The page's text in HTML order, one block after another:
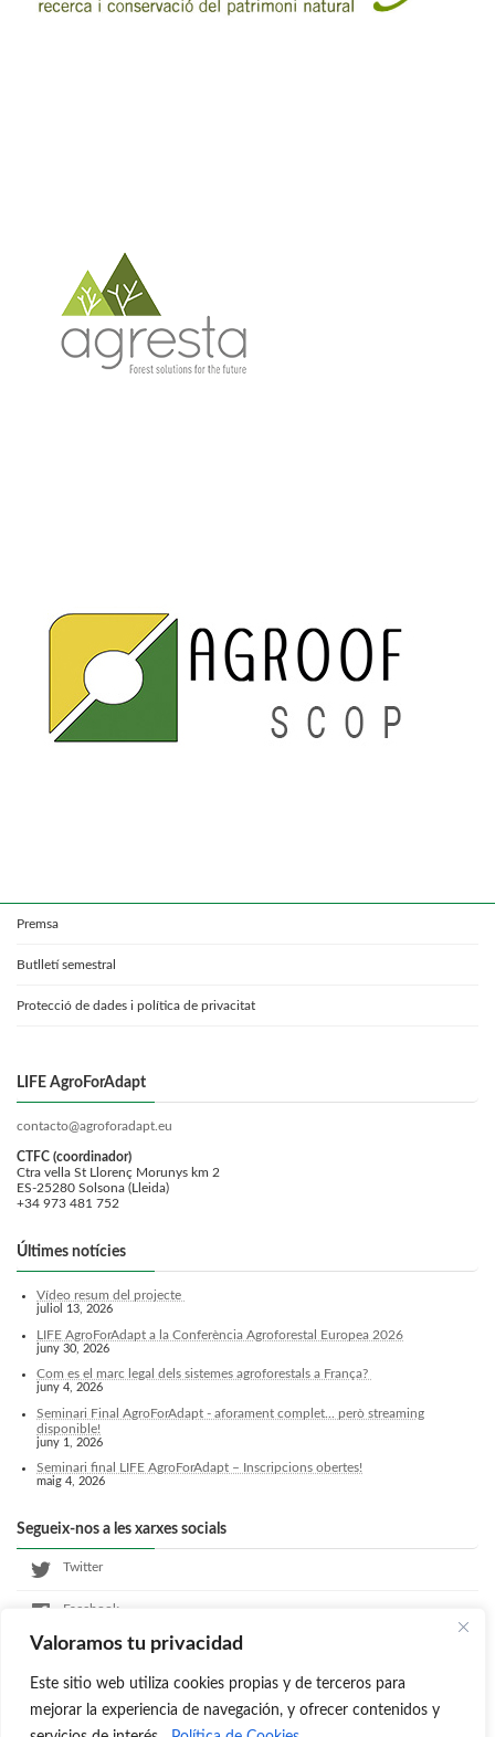
Valoramos tu privacidad
Este sitio web utiliza cookies propias y de terceros para
mejorar la experiencia de navegación, y ofrecer contenidos y
Premsa
Butlletí semestral
Protecció de dades i política de privacitat
LIFE AgroForAdapt
contacto@agroforadapt.eu
CTFC (coordinador)
Ctra vella St Llorenç Morunys km 2
ES-25280 Solsona (Lleida)
+34 973 481 752
Últimes notícies
Vídeo resum del projecte
juliol 13, 2026
LIFE AgroForAdapt a la Conferència Agroforestal Europea 2026
juny 30, 2026
Com es el marc legal dels sistemes agroforestals a França?
juny 4, 2026
Seminari Final AgroForAdapt - aforament complet... però streaming
disponible!
juny 1, 2026
Seminari final LIFE AgroForAdapt – Inscripcions obertes!
maig 4, 2026
Segueix-nos a les xarxes socials
Twitter
Facebook
LinkedIn
Instagram